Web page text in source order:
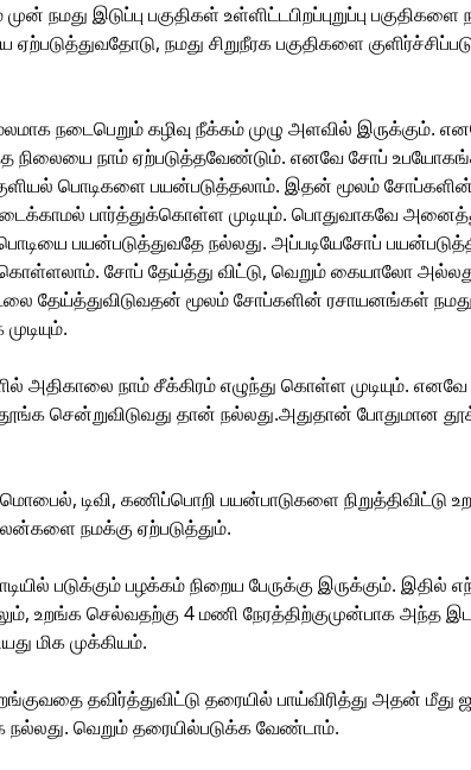
நமது இடுப்பு பகுதிகள் உள்ளிட்டபிறப்புறுப்பு பகுதிகளை
நமது சிறுநீரக பகுதிகளை
நடைபெறும் கழிவு நீக்கம் முழு அளவில் இருக்கும்.
நிலையை நாம் ஏற்படுத்தவேண்டும். எனவே சோப்
பொடிகளை பயன்படுத்தலாம். இதன் மூலம்
பார்த்துக்கொள்ள முடியும். பொதுவாகவே
பயன்படுத்துவதே நல்லது. அப்படியேசோப்
சோப் தேய்த்து விட்டு, வெறும் கையாலோ
தேய்த்துவிடுவதன் மூலம் சோப்களின் ரசாயனங்கள்
அதிகாலை நாம் சீக்கிரம் எழுந்து கொள்ள முடியும்.
தூங்க சென்றுவிடுவது தான் நல்லது.அதுதான் போதுமான
டிவி, கணிப்பொறி பயன்பாடுகளை நிறுத்திவிட்டு
நமக்கு ஏற்படுத்தும்.
படுக்கும் பழக்கம் நிறைய பேருக்கு இருக்கும். இதில்
உறங்க செல்வதற்கு 4 மணி நேரத்திற்குமுன்பாக
மிக முக்கியம்.
தவிர்த்துவிட்டு தரையில் பாய்விரித்து அதன்
நல்லது. வெறும் தரையில்படுக்க வேண்டாம்.